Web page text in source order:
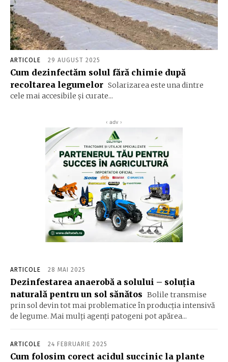
ARTICOLE 29 AUGUST 2025
Cum dezinfectăm solul fără chimie după
recoltarea legumelor Solarizarea este una dintre
cele mai accesibile și curate...
‹ adv ›
ARTICOLE 28 MAI 2025
Dezinfestarea anaerobă a solului – soluția
naturală pentru un sol sănătos Bolile transmise
prin sol devin tot mai problematice în producția intensivă
de legume. Mai mulți agenți patogeni pot apărea...
ARTICOLE 24 FEBRUARIE 2025
Cum folosim corect acidul succinic la plante